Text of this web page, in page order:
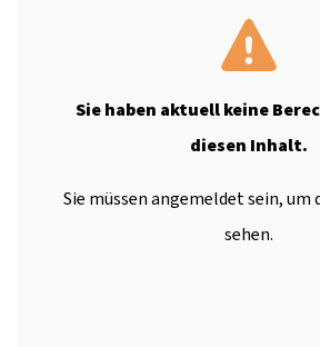
Sie haben aktuell keine
diesen Inhalt.
Sie müssen angemeldet sein, um
sehen.